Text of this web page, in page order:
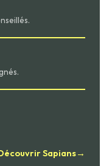
Sapians→